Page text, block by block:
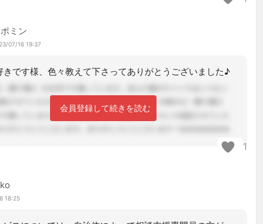
ミン
07/16 19:37
きです様、色々教えて下さってありがとうございました♪
会員登録して続きを読む
1
18:25